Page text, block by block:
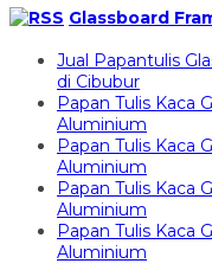
Glassboard
Jual Papantulis
di Cibubur
Papan Tulis Kaca
Aluminium
Papan Tulis Kaca
Aluminium
Papan Tulis Kaca
Aluminium
Papan Tulis Kaca
Aluminium